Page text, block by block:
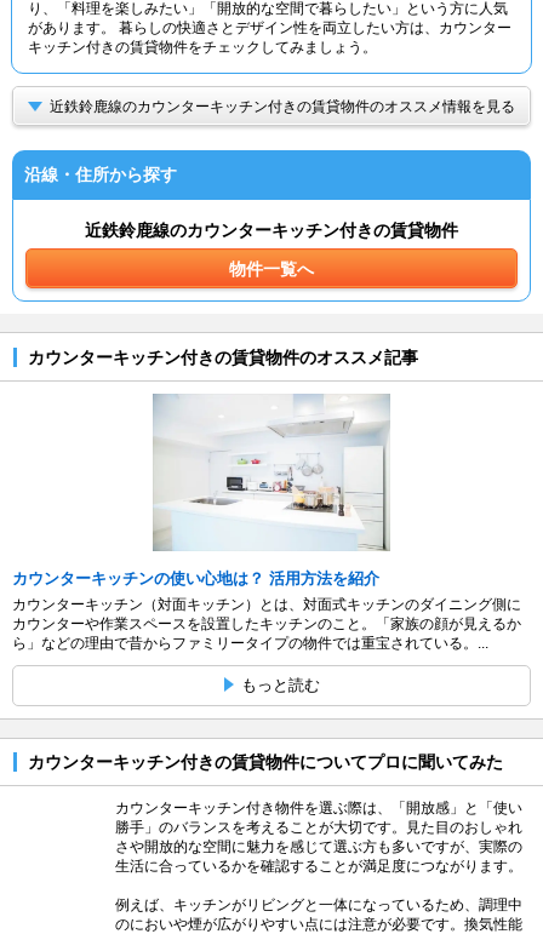
り、「料理を楽しみたい」「開放的な空間で暮らしたい」という方に人気
があります。 暮らしの快適さとデザイン性を両立したい方は、カウンター
キッチン付きの賃貸物件をチェックしてみましょう。
近鉄鈴鹿線のカウンターキッチン付きの賃貸物件のオススメ情報を見る
沿線・住所から探す
近鉄鈴鹿線のカウンターキッチン付きの賃貸物件
物件一覧へ
カウンターキッチン付きの賃貸物件のオススメ記事
カウンターキッチンの使い心地は？ 活用方法を紹介
カウンターキッチン（対面キッチン）とは、対面式キッチンのダイニング側に
カウンターや作業スペースを設置したキッチンのこと。「家族の顔が見えるか
ら」などの理由で昔からファミリータイプの物件では重宝されている。...
もっと読む
カウンターキッチン付きの賃貸物件についてプロに聞いてみた
カウンターキッチン付き物件を選ぶ際は、「開放感」と「使い
勝手」のバランスを考えることが大切です。見た目のおしゃれ
さや開放的な空間に魅力を感じて選ぶ方も多いですが、実際の
生活に合っているかを確認することが満足度につながります。
例えば、キッチンがリビングと一体になっているため、調理中
のにおいや煙が広がりやすい点には注意が必要です。換気性能